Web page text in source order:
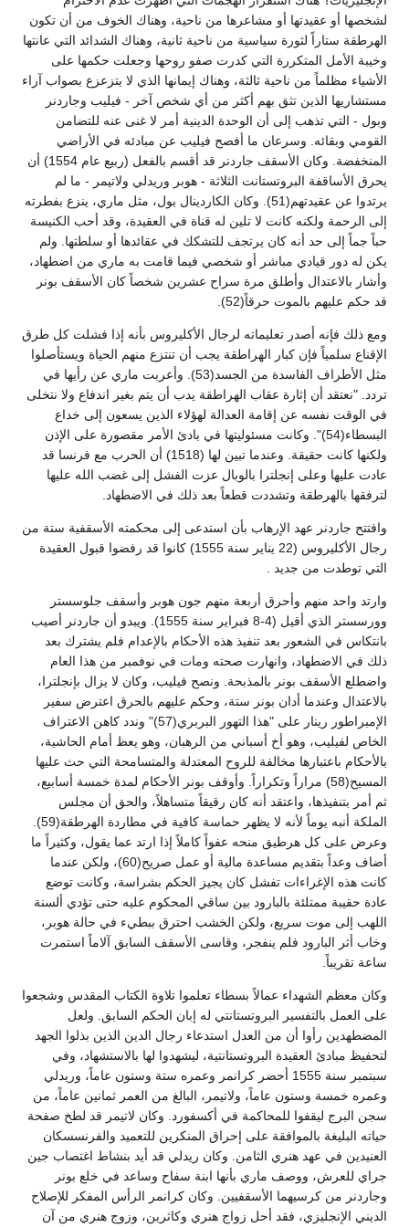
لشخصها أو عقيدتها أو مشاعرها من ناحية، وهناك الخوف من أن تكون
الهرطقة ستاراً لثورة سياسية من ناحية ثانية، وهناك الشدائد التي عانتها
وخيبة الأمل المتكررة التي كدرت صفو روحها وجعلت حكمها على
الأشياء مظلماً من ناحية ثالثة، وهناك إيمانها الذي لا يتزعزع بصواب آراء
مستشاريها الذين تثق بهم أكثر من أي شخص آخر - فيليب وجاردنر
وبول - التي تذهب إلى أن الوحدة الدينية أمر لا غنى عنه للتضامن
القومي وبقائه. وسرعان ما أفصح فيليب عن مبادئه في الأراضي
المنخفضة. وكان الأسقف جاردنر قد أقسم بالفعل (ربيع عام 1554) أن
يحرق الأساقفة البروتستانت الثلاثة - هوبر وريدلي ولاتيمر - ما لم
يرتدوا عن عقيدتهم(51). وكان الكاردينال بول، مثل ماري، ينزع بفطرته
إلى الرحمة ولكنه كانت لا تلين له قناة في العقيدة، وقد أحب الكنيسة
حباً جماً إلى حد أنه كان يرتجف للتشكك في عقائدها أو سلطتها. ولم
يكن له دور قيادي مباشر أو شخصي فيما قامت به ماري من اضطهاد،
وأشار بالاعتدال وأطلق مرة سراح عشرين شخصاً كان الأسقف بونر
قد حكم عليهم بالموت حرقاً(52).
ومع ذلك فإنه أصدر تعليماته لرجال الأكليروس بأنه إذا فشلت كل طرق
الإقناع سلمياً فإن كبار الهراطقة يجب أن تنتزع منهم الحياة ويستأصلوا
مثل الأطراف الفاسدة من الجسد(53). وأعربت ماري عن رأيها في
تردد. "نعتقد أن إثارة عقاب الهراطقة يدب أن يتم بغير اندفاع ولا نتخلى
في الوقت نفسه عن إقامة العدالة لهؤلاء الذين يسعون إلى خداع
البسطاء(54)". وكانت مسئوليتها في بادئ الأمر مقصورة على الإذن
ولكنها كانت حقيقة. وعندما تبين لها (1518) أن الحرب مع فرنسا قد
عادت عليها وعلى إنجلترا بالوبال عزت الفشل إلى غضب الله عليها
لترفقها بالهرطقة وتشددت قطعاً بعد ذلك في الاضطهاد.
وافتتح جاردنر عهد الإرهاب بأن استدعى إلى محكمته الأسقفية ستة من
رجال الأكليروس (22 يناير سنة 1555) كانوا قد رفضوا قبول العقيدة
التي توطدت من جديد .
وارتد واحد منهم وأحرق أربعة منهم جون هوبر وأسقف جلوسستر
وورسستر الذي أقيل (4-8 فبراير سنة 1555). ويبدو أن جاردنر أصيب
بانتكاس في الشعور بعد تنفيذ هذه الأحكام بالإعدام فلم يشترك بعد
ذلك في الاضطهاد، وانهارت صحته ومات في نوفمبر من هذا العام
واضطلع الأسقف بونر بالمذبحة. ونصح فيليب، وكان لا يزال بإنجلترا،
بالاعتدال وعندما أدان بونر ستة، وحكم عليهم بالحرق اعترض سفير
الإمبراطور رينار على "هذا التهور البربري(57)" وندد كاهن الاعتراف
الخاص لفيليب، وهو أخ أسباني من الرهبان، وهو يعظ أمام الحاشية،
بالأحكام باعتبارها مخالفة للروح المعتدلة والمتسامحة التي حث عليها
المسيح(58) مراراً وتكراراً. وأوقف بونر الأحكام لمدة خمسة أسابيع،
ثم أمر بتنفيذها، واعتقد أنه كان رقيقاً متساهلاً، والحق أن مجلس
الملكة أنبه يوماً لأنه لا يظهر حماسة كافية في مطاردة الهرطقة(59).
وعرض على كل هرطيق منحه عفواً كاملاً إذا ارتد عما يقول، وكثيراً ما
أضاف وعداً بتقديم مساعدة مالية أو عمل صريح(60)، ولكن عندما
كانت هذه الإغراءات تفشل كان يجيز الحكم بشراسة، وكانت توضع
عادة حقيبة ممتلئة بالبارود بين ساقي المحكوم عليه حتى تؤدي ألسنة
اللهب إلى موت سريع، ولكن الخشب احترق ببطيء في حالة هوبر،
وخاب أثر البارود فلم ينفجر، وقاسى الأسقف السابق آلاماً استمرت
ساعة تقريباً.
وكان معظم الشهداء عمالاً بسطاء تعلموا تلاوة الكتاب المقدس وشجعوا
على العمل بالتفسير البروتستانتي له إبان الحكم السابق. ولعل
المضطهدين رأوا أن من العدل استدعاء رجال الدين الذين بذلوا الجهد
لتحفيظ مبادئ العقيدة البروتستانتية، ليشهدوا لها بالاستشهاد، وفي
سبتمبر سنة 1555 أحضر كرانمر وعمره ستة وستون عاماً، وريدلي
وعمره خمسة وستون عاماً، ولاتيمر، البالغ من العمر ثمانين عاماً، من
سجن البرج ليقفوا للمحاكمة في أكسفورد. وكان لاتيمر قد لطخ صفحة
حياته البليغة بالموافقة على إحراق المنكرين للتعميد والفرنسسكان
العنيدين في عهد هنري الثامن. وكان ريدلي قد أيد بنشاط اغتصاب جين
جراي للعرش، ووصف ماري بأنها ابنة سفاح وساعد في خلع بونر
وجاردنر من كرسيهما الأسقفيين. وكان كرانمر الرأس المفكر للإصلاح
الديني الإنجليزي، فقد أحل زواج هنري وكاثرين، وزوج هنري من آن